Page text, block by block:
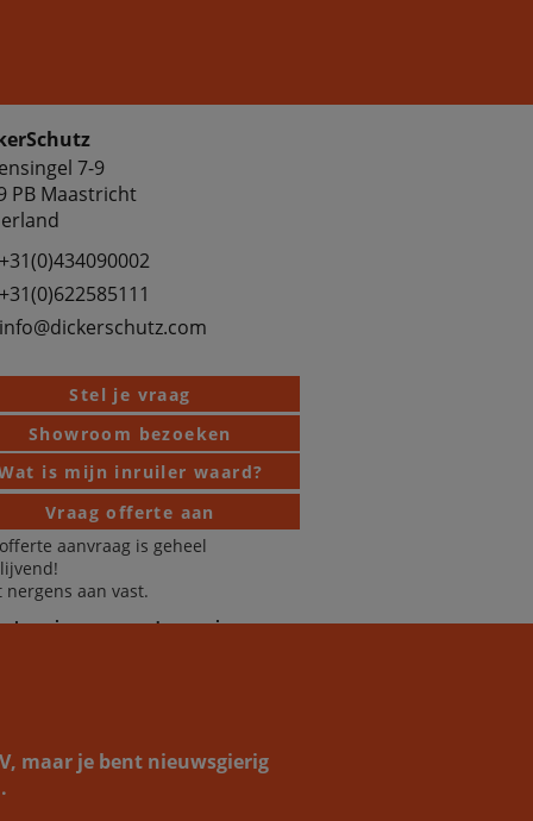
7-9
PB Maastricht
+31(0)434090002
+31(0)622585111
info@dickerschutz.com
Stel je vraag
Showroom bezoeken
is mijn inruiler waard?
Vraag offerte aan
aanvraag is geheel
nergens aan vast.
je graag verder aan jouw
maar je bent nieuwsgierig